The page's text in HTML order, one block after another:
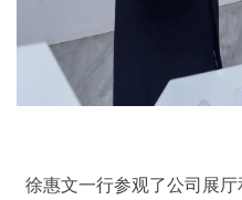
徐惠文一行参观了公司展